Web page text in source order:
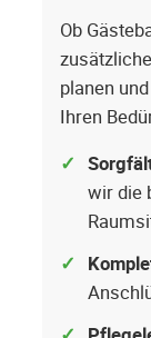
Ob
planen
Ihren
wir die